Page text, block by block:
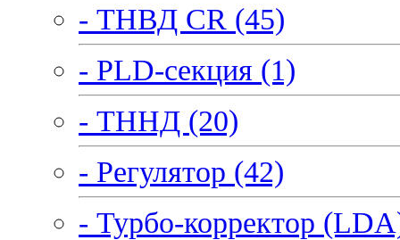
- ТНВД CR (45)
- PLD-секция (1)
- ТННД (20)
- Регулятор (42)
- Турбо-корректор